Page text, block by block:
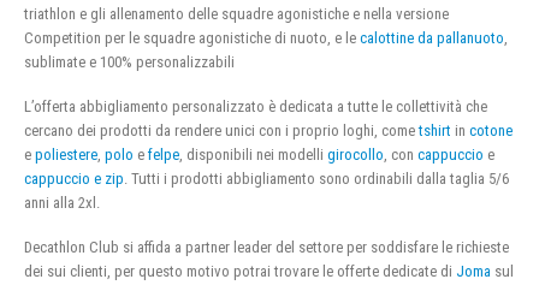
triathlon e gli allenamento delle squadre agonistiche e nella versione
Competition per le squadre agonistiche di nuoto, e le calottine da pallanuoto
sublimate e 100% personalizzabili
L’offerta abbigliamento personalizzato è dedicata a tutte le collettività che
cercano dei prodotti da rendere unici con i proprio loghi, cometshirt in cotone
e poliestere polo e felpe , disponibili nei modelli girocollo , con cappuccio e
cappuccio e zip . Tutti i prodotti abbigliamento sono ordinabili dalla taglia 5/6
anni alla 2xl.
Decathlon Club si affida a partner leader del settore per soddisfare le richieste
dei sui clienti, per questo motivo potrai trovare le offerte dedicate di Joma sul